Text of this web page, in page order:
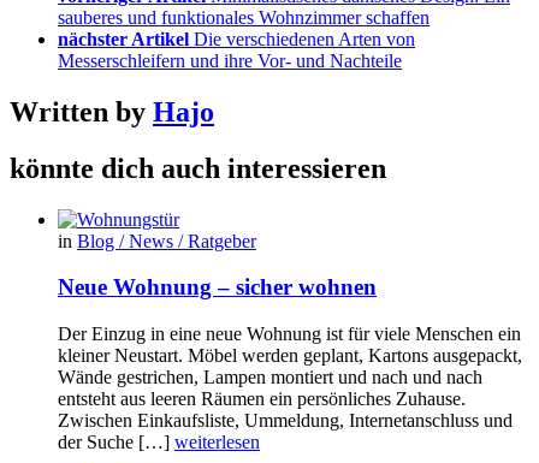
sauberes und funktionales Wohnzimmer schaffen
nächster Artikel Die verschiedenen Arten von
Messerschleifern und ihre Vor- und Nachteile
Written by Hajo
könnte dich auch interessieren
in Blog / News / Ratgeber
Neue Wohnung – sicher wohnen
Der Einzug in eine neue Wohnung ist für viele Menschen ein
kleiner Neustart. Möbel werden geplant, Kartons ausgepackt,
Wände gestrichen, Lampen montiert und nach und nach
entsteht aus leeren Räumen ein persönliches Zuhause.
Zwischen Einkaufsliste, Ummeldung, Internetanschluss und
der Suche […] weiterlesen